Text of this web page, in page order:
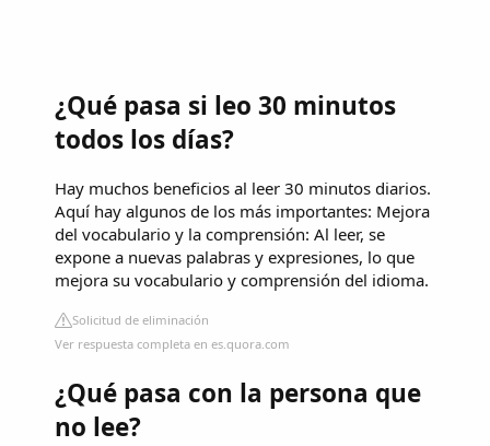
¿Qué pasa si leo 30 minutos
todos los días?
Hay muchos beneficios al leer 30 minutos diarios.
Aquí hay algunos de los más importantes: Mejora
del vocabulario y la comprensión: Al leer, se
expone a nuevas palabras y expresiones, lo que
mejora su vocabulario y comprensión del idioma.
Solicitud de eliminación
Ver respuesta completa en es.quora.com
¿Qué pasa con la persona que
no lee?